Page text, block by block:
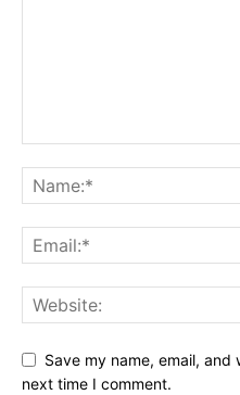
Save my name, email,
next time I comment.